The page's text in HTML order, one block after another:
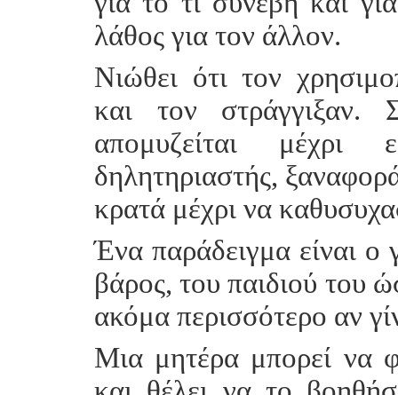
λάθος για τον άλλον.
Νιώθει ότι τον
και τον
απομυζείται
δηλητηριαστής,
κρατά μέχρι να
Ένα παράδειγμα είναι ο
βάρος, του παιδιού του
ακόμα περισσότερο αν
Μια μητέρα μπορεί να